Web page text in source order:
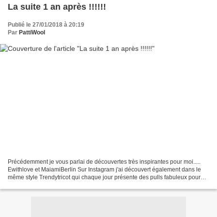
La suite 1 an après !!!!!!
Publié le 27/01/2018 à 20:19
Par PattiWool
Précédemment je vous parlai de découvertes très inspirantes pour moi.....
Ewithlove et MaiamiBerlin Sur Instagram j'ai découvert également dans le
même style Trendytricot qui chaque jour présente des pulls fabuleux pour